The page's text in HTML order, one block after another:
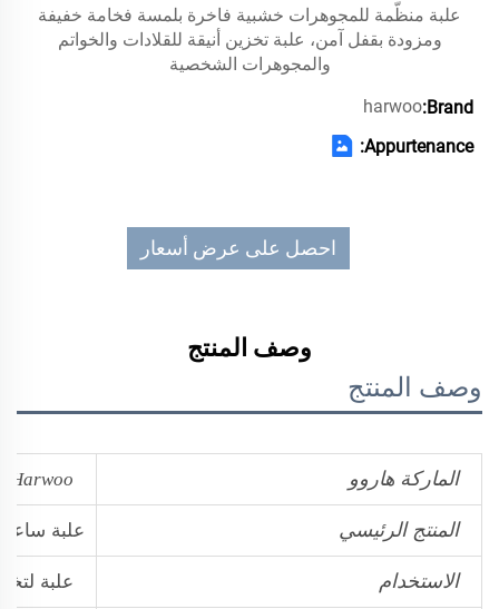
علبة منظّمة للمجوهرات خشبية فاخرة بلمسة فخامة خفيفة
ومزودة بقفل آمن، علبة تخزين أنيقة للقلادات والخواتم
والمجوهرات الشخصية
Brand:
harwoo
Appurtenance:
احصل على عرض أسعار
وصف المنتج
وصف المنتج
الماركة هاروو Harwoo
المنتج الرئيسي علبة
الاستخدام علبة